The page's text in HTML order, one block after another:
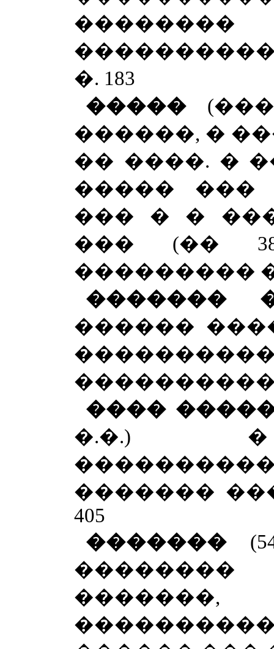
�. 183
�����
������, �
�� ����. �
����� ���
��� � �
��� (��
��������� �
�������
������
���������� �
����
�.�.) �
�������
405
�������
��������